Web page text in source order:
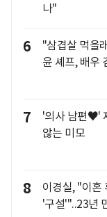
나"
6
"삼겹살 먹을
윤 셰프, 배우
7
'의사 남편♥'
않는 미모
8
이경실, "이혼
'구설'"..23년